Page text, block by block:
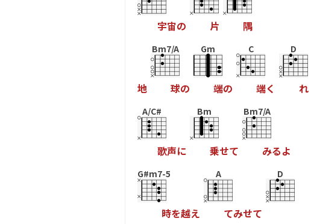
宇宙の 片 隅
地
Bm7/A
球の
Gm
端の
C
端く
D
れ
A/C#
歌声に
Bm
乗せて
Bm7/A
みるよ
G#m7-5
時を越え
A
てみせて
D